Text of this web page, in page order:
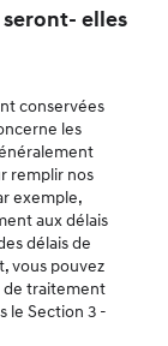
seront- elles
conservées
les
remplir nos
exemple,
aux délais
délais de
vous pouvez
de traitement
le Section 3 -